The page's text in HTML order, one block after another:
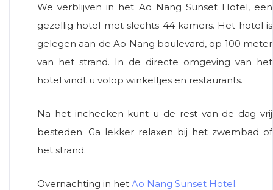
We verblijven in het Ao Nang Sunset Hotel, een
gezellig hotel met slechts 44 kamers. Het hotel is
gelegen aan de Ao Nang boulevard, op 100 meter
van het strand. In de directe omgeving van het
hotel vindt u volop winkeltjes en restaurants.
Na het inchecken kunt u de rest van de dag vrij
besteden. Ga lekker relaxen bij het zwembad of
het strand.
Overnachting in het Ao Nang Sunset Hotel.